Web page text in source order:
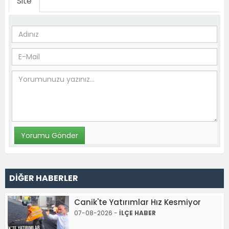
DİĞER HABERLER
Canik'te Yatırımlar Hız Kesmiyor
07-08-2026 - İLÇE HABER